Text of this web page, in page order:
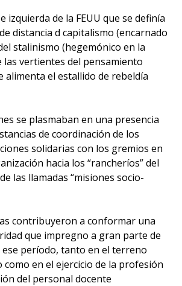
izquierda de la FEUU que se definía
distancia d capitalismo (encarnado
stalinismo (hegemónico en la
las vertientes del pensamiento
alimenta el estallido de rebeldía
se plasmaban en una presencia
de coordinación de los
solidarias con los gremios en
hacia los “rancheríos” del
las llamadas “misiones socio-
contribuyeron a conformar una
que impregno a gran parte de
período, tanto en el terreno
como en el ejercicio de la profesión
del personal docente